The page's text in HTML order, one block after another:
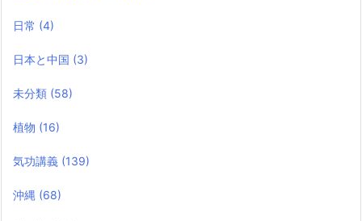
日常 (4)
日本と中国 (3)
未分類 (58)
植物 (16)
気功講義 (139)
沖縄 (68)